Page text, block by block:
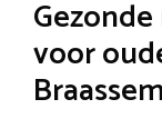
voor
Braassem